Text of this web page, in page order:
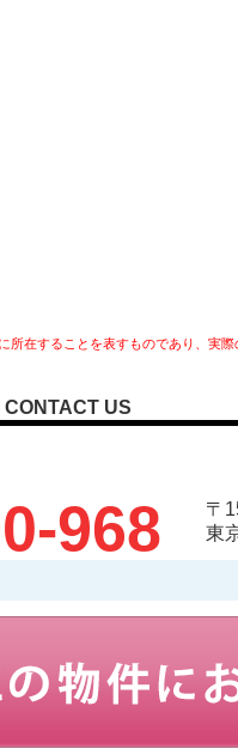
在することを表すものであり、実際
CONTACT US
968
〒
東